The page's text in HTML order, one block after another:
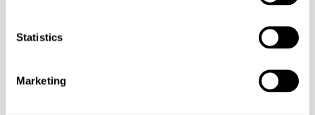
Statistics
Marketing